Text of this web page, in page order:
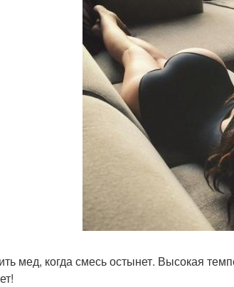
мед, когда смесь остынет. Высокая